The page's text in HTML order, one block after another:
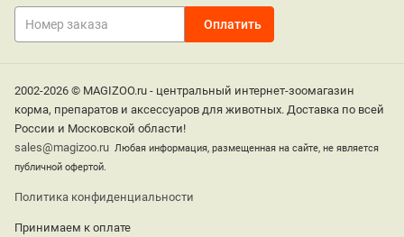
2002-2026 © MAGIZOO.ru - центральный интернет-зоомагазин
корма, препаратов и аксессуаров для животных. Доставка по всей
России и Московской области!
sales@magizoo.ru Любая информация, размещенная на сайте, не является
публичной офертой.
Политика конфиденциальности
Принимаем к оплате